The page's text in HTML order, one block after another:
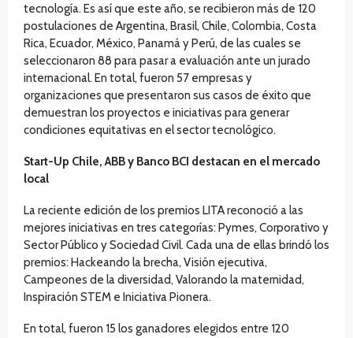
tecnología. Es así que este año, se recibieron más de 120
postulaciones de Argentina, Brasil, Chile, Colombia, Costa
Rica, Ecuador, México, Panamá y Perú, de las cuales se
seleccionaron 88 para pasar a evaluación ante un jurado
internacional. En total, fueron 57 empresas y
organizaciones que presentaron sus casos de éxito que
demuestran los proyectos e iniciativas para generar
condiciones equitativas en el sector tecnológico.
Start-Up Chile, ABB y Banco BCI destacan en el mercado
local
La reciente edición de los premios LITA reconoció a las
mejores iniciativas en tres categorías: Pymes, Corporativo y
Sector Público y Sociedad Civil. Cada una de ellas brindó los
premios: Hackeando la brecha, Visión ejecutiva,
Campeones de la diversidad, Valorando la maternidad,
Inspiración STEM e Iniciativa Pionera.
En total, fueron 15 los ganadores elegidos entre 120